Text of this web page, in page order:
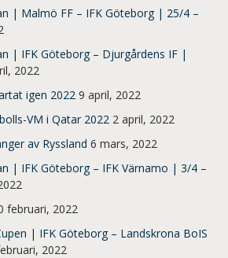
| Malmö FF – IFK Göteborg | 25/4 –
| IFK Göteborg – Djurgårdens IF |
2022
igen 2022 9 april, 2022
VM i Qatar 2022 2 april, 2022
av Ryssland 6 mars, 2022
| IFK Göteborg – IFK Värnamo | 3/4 –
februari, 2022
| IFK Göteborg – Landskrona BoIS
2022